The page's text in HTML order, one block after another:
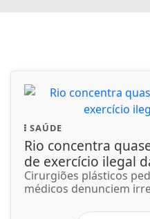
SAÚDE
Rio concentra
de exercício ilegal
Cirurgiões plásticos
médicos denunciem